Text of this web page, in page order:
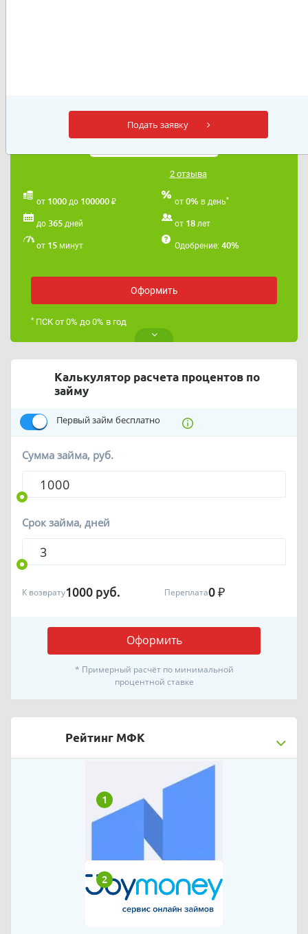
рассказалив этой статье
Если вы хотите взять займ, который будет
Наша услуга АБСОЛЮТНО БЕСПЛАТНА.
2 отзыва
от 1000 до 100000 ₽ от 0% в день*
до 365 дней от 18 лет
от 15 минут Одобрение: 40%
Оформить
*ПСК от 0% до 0% в год
Калькулятор расчета процентов по
займу
Первый займ бесплатно
Сумма займа, руб.
Срок займа, дней
Оформить
К возврату1000 руб. Переплата0 ₽
* Примерный расчёт по минимальной
процентной ставке
Рейтинг МФК
1
2
Подать заявку